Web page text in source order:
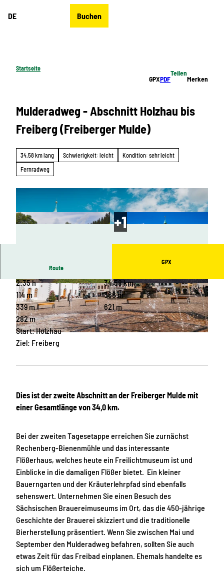
DE Buchen
Startseite
GPXPDF
Teilen
Merken
Mulderadweg - Abschnitt Holzhau bis
Freiberg (Freiberger Mulde)
34,58 km lang Schwierigkeit: leicht
Kondition: sehr leicht
Fernradweg
© LTM/ Joachim Zeller, Mulderadweg - Leipzig T
ourismus und Marketing GmbH
© A. Klich, LEIPZIG REGION
Route
GPX
2:35 h
34,58 km
114 m
366 m
339 m
621 m
282 m
Start: Holzhau
Ziel: Freiberg
Dies ist der zweite Abschnitt an der Freiberger Mulde mit
einer Gesamtlänge von 34,0 km.
Bei der zweiten Tagesetappe erreichen Sie zurnächst
Rechenberg-Bienenmühle und das interessante
Flößerhaus, welches heute ein Freilichtmuseum ist und
Einblicke in die damaligen Flößer bietet. Ein kleiner
Bauerngarten und der Kräuterlehrpfad sind ebenfalls
sehenswert. Unternehmen Sie einen Besuch des
Sächsischen Brauereimuseums im Ort, das die 450-jährige
Geschichte der Brauerei skizziert und die traditionelle
Bierherstellung präsentiert. Wenn Sie zwischen Mai und
September den Mulderadweg befahren, sollten Sie auch
etwas Zeit für das Freibad einplanen. Ehemals handelte es
sich um Flößerteiche.